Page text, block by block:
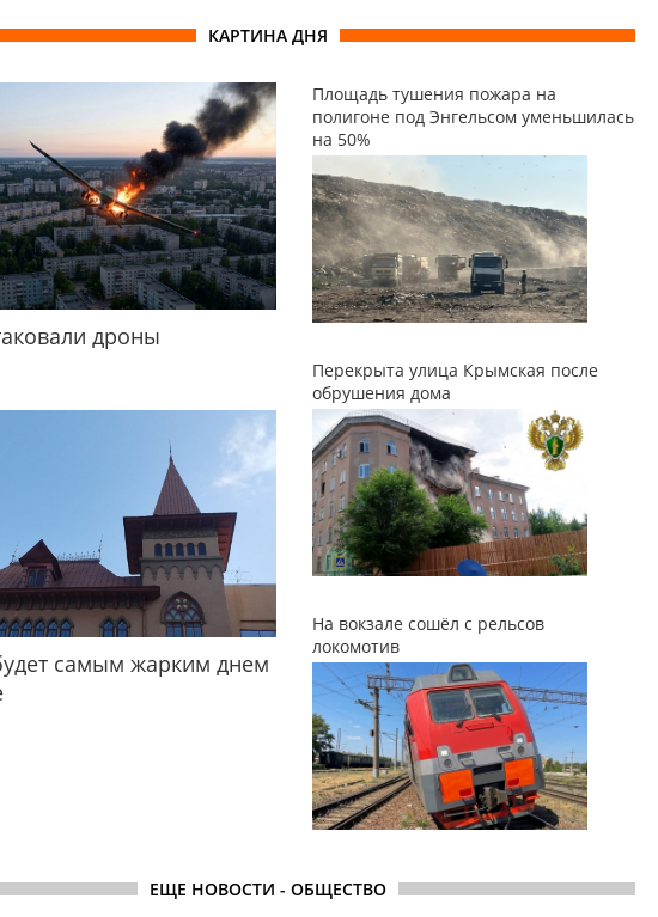
КАРТИНА ДНЯ
дроны
самым жарким днем
Площадь тушения пожара на
полигоне под Энгельсом уменьшилась
на 50%
Перекрыта улица Крымская после
обрушения дома
На вокзале сошёл с рельсов
локомотив
ЕЩЕ НОВОСТИ - ОБЩЕСТВО